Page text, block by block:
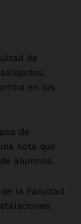
de
en los
de
nota que
alumnos.
la Facultad